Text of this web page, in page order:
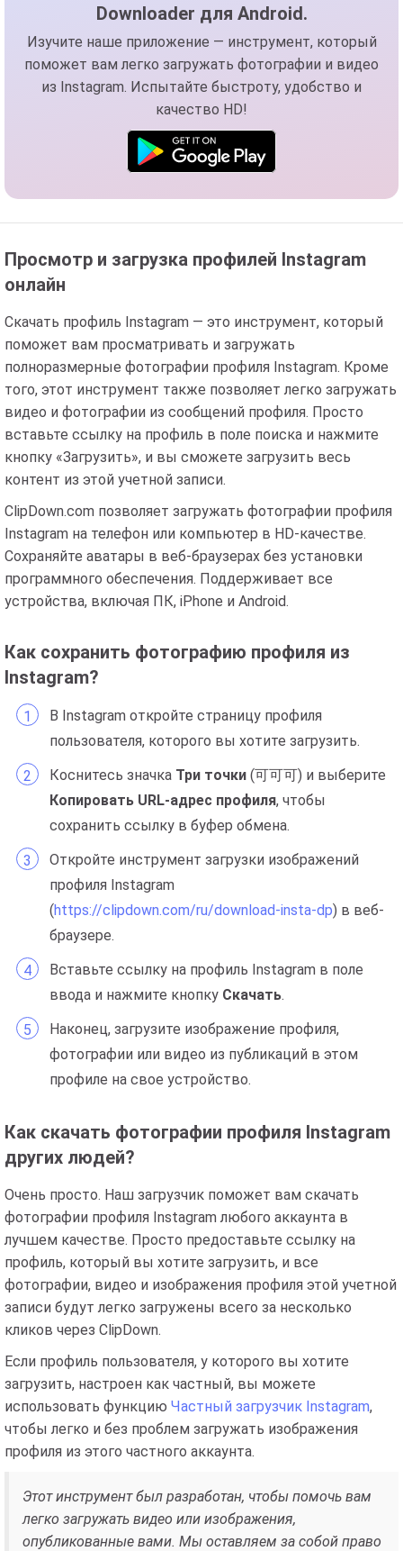
Downloader для Android.
Изучите наше приложение — инструмент, который
поможет вам легко загружать фотографии и видео
из Instagram. Испытайте быстроту, удобство и
качество HD!
Просмотр и загрузка профилей Instagram
онлайн
Скачать профиль Instagram — это инструмент, который
поможет вам просматривать и загружать
полноразмерные фотографии профиля Instagram. Кроме
того, этот инструмент также позволяет легко загружать
видео и фотографии из сообщений профиля. Просто
вставьте ссылку на профиль в поле поиска и нажмите
кнопку «Загрузить», и вы сможете загрузить весь
контент из этой учетной записи.
ClipDown.com позволяет загружать фотографии профиля
Instagram на телефон или компьютер в HD-качестве.
Сохраняйте аватары в веб-браузерах без установки
программного обеспечения. Поддерживает все
устройства, включая ПК, iPhone и Android.
Как сохранить фотографию профиля из
Instagram?
В Instagram откройте страницу профиля
пользователя, которого вы хотите загрузить.
Коснитесь значка Три точки (可可可) и выберите
Копировать URL-адрес профиля, чтобы
сохранить ссылку в буфер обмена.
Откройте инструмент загрузки изображений
профиля Instagram
(https://clipdown.com/ru/download-insta-dp) в веб-
браузере.
Вставьте ссылку на профиль Instagram в поле
ввода и нажмите кнопку Скачать.
Наконец, загрузите изображение профиля,
фотографии или видео из публикаций в этом
профиле на свое устройство.
Как скачать фотографии профиля Instagram
других людей?
Очень просто. Наш загрузчик поможет вам скачать
фотографии профиля Instagram любого аккаунта в
лучшем качестве. Просто предоставьте ссылку на
профиль, который вы хотите загрузить, и все
фотографии, видео и изображения профиля этой учетной
записи будут легко загружены всего за несколько
кликов через ClipDown.
Если профиль пользователя, у которого вы хотите
загрузить, настроен как частный, вы можете
использовать функцию Частный загрузчик Instagram,
чтобы легко и без проблем загружать изображения
профиля из этого частного аккаунта.
Этот инструмент был разработан, чтобы помочь вам
легко загружать видео или изображения,
опубликованные вами. Мы оставляем за собой право